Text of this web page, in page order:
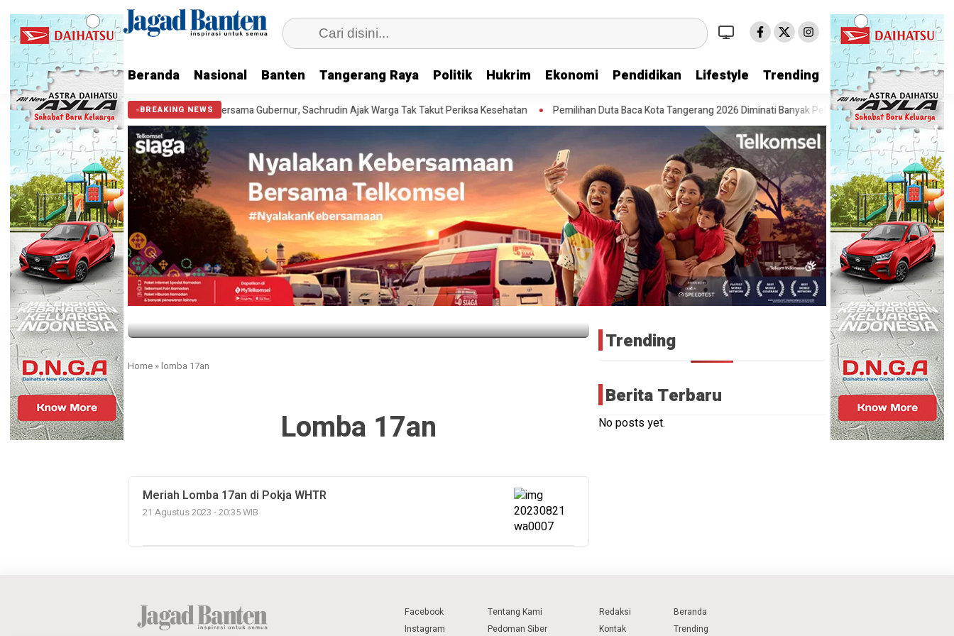
Beranda Nasional Banten Tangerang Raya Politik Hukrim Ekonomi Pendidikan Lifestyle Trending
BREAKING NEWS
Anak Cek Kesehatan Gratis Bersama Gubernur, Sachrudin Ajak Warga Tak Takut Periksa Kesehatan Pemilihan Duta Baca Kota Tangerang 2026 Diminati Banyak Pelajar Pesta Diskon
HEADLINE
Meriah Lomba 17an di Pokja WHTR
3 tahun ago yang lalu
Home »lomba 17an
Lomba 17an
Meriah Lomba 17an di Pokja WHTR
21 Agustus 2023 - 20:35 WIB
Trending
Berita Terbaru
No posts yet.
Facebook
Instagram
Tentang Kami
Pedoman Siber
Redaksi
Kontak
Beranda
Trending